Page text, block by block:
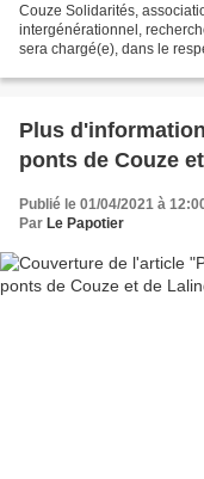
Couze Solidarités,
intergénérationnel,
sera chargé(e), dans le
Plus
ponts de Couze
Publié le 01/04/2021 à
Par Le Papotier